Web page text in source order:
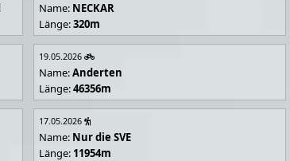
Name: NECKAR
Länge:320m
19.05.2026
Name:Anderten
Länge:46356m
17.05.2026
Name: Nur die SVE
Länge: 11954m